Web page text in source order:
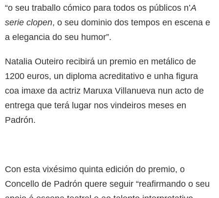
“o seu traballo cómico para todos os públicos n’A
serie clopen, o seu dominio dos tempos en escena e
a elegancia do seu humor”.
Natalia Outeiro recibirá un premio en metálico de
1200 euros, un diploma acreditativo e unha figura
coa imaxe da actriz Maruxa Villanueva nun acto de
entrega que terá lugar nos vindeiros meses en
Padrón.
Con esta vixésimo quinta edición do premio, o
Concello de Padrón quere seguir “reafirmando o seu